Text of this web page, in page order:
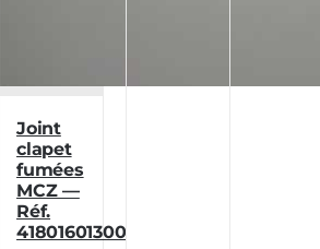
Joint
clapet
fumées
MCZ —
Réf.
41801601300